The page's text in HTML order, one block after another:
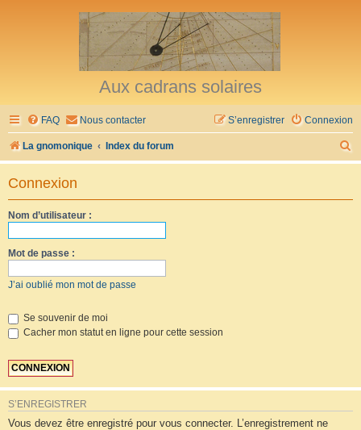
Aux cadrans solaires
FAQ Nous contacter Connexion
S’enregistrer
La gnomonique Index du forum
e
Connexion
Nom d’utilisateur :
Mot de passe :
J’ai oublié mon mot de passe
Se souvenir de moi
Cacher mon statut en ligne pour cette session
S’ENREGISTRER
Vous devez être enregistré pour vous connecter. L’enregistrement ne